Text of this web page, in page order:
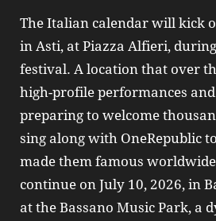
The Italian calendar will kick
in Asti, at Piazza Alfieri,
festival. A location that over
high-profile performances and
preparing to welcome
sing along with OneRepublic
made them famous
continue on July 10, 2026, in
at the Bassano Music Park, a